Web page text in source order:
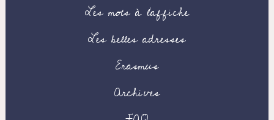
Les mots à l’affiche
Les belles adresses
Erasmus
Archives